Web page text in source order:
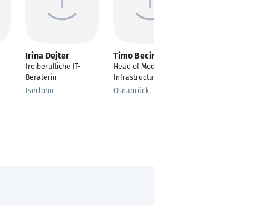
Irina Dejter
freiberufliche IT-
Beraterin
Iserlohn
Timo Becirovic
Head of Modern
Infrastructure
Osnabrück